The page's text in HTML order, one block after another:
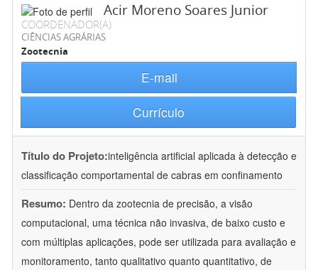
Acir Moreno Soares Junior
COORDENADOR(A)
CIÊNCIAS AGRÁRIAS
Zootecnia
E-mail
Currículo
Título do Projeto:inteligência artificial aplicada à detecção e
classificação comportamental de cabras em confinamento
Resumo: Dentro da zootecnia de precisão, a visão
computacional, uma técnica não invasiva, de baixo custo e
com múltiplas aplicações, pode ser utilizada para avaliação e
monitoramento, tanto qualitativo quanto quantitativo, de